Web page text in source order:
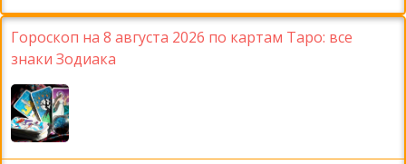
Гороскоп на 8 августа 2026 по картам Таро: все
знаки Зодиака